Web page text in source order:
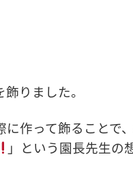
りました。
作って飾ることで、
」という園長先生の